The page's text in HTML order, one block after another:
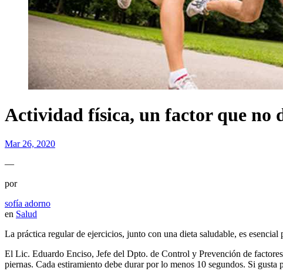
Actividad física, un factor que no
Mar 26, 2020
—
por
sofía adorno
en Salud
La práctica regular de ejercicios, junto con una dieta saludable, es
El Lic. Eduardo Enciso, Jefe del Dpto. de Control y Prevención de
piernas. Cada estiramiento debe durar por lo menos 10 segundos. Si gusta